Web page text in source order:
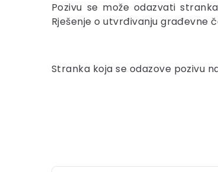
Pozivu se može odazvati
Rješenje o utvrđivanju građevne
Stranka koja se odazove pozivu